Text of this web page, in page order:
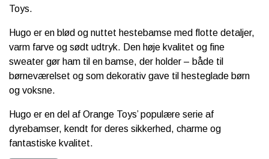
Toys.
Hugo er en blød og nuttet hestebamse med flotte detaljer,
varm farve og sødt udtryk. Den høje kvalitet og fine
sweater gør ham til en bamse, der holder – både til
børneværelset og som dekorativ gave til hesteglade børn
og voksne.
Hugo er en del af Orange Toys’ populære serie af
dyrebamser, kendt for deres sikkerhed, charme og
fantastiske kvalitet.